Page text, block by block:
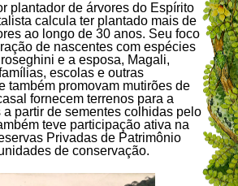
plantador de árvores do Espírito
calcula ter plantado mais de
ao longo de 30 anos. Seu foco
de nascentes com espécies
e a esposa, Magali,
escolas e outras
também promovam mutirões de
fornecem terrenos para a
partir de sementes colhidas pelo
teve participação ativa na
Privadas de Patrimônio
de conservação.